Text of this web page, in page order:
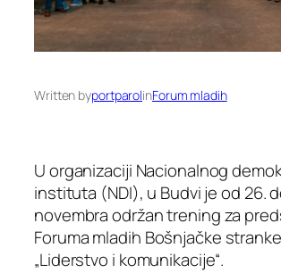
Written byportparolinForum mladih
U organizaciji Nacionalnog
instituta (NDI), u Budvi je od 26.
novembra održan trening za
Foruma mladih Bošnjačke
„Liderstvo i komunikacije“.